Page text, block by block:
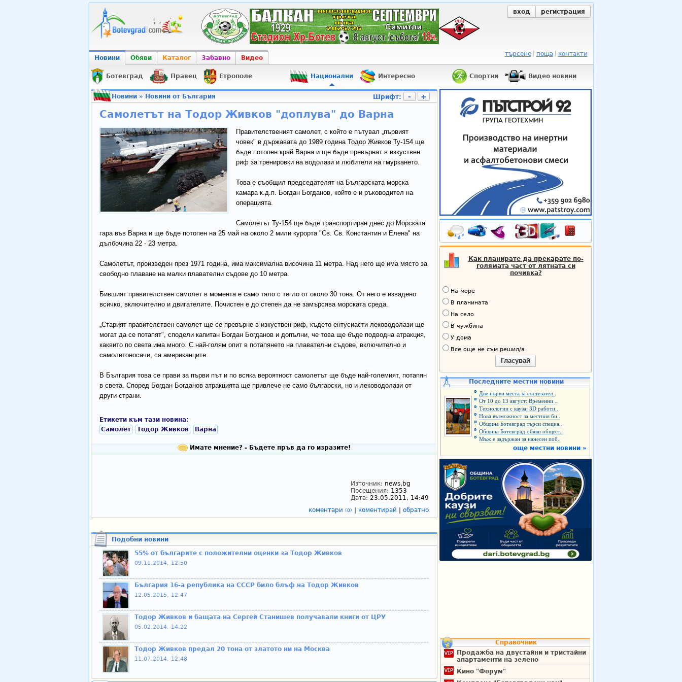
вход регистрация
Новини Обяви Каталог Забавно Видео
търсене поща контакти
Ботевград Правец Етрополе Национални Интересно Спортни Видео новини
Новини» Новини от България Шрифт: - +
Самолетът на Тодор Живков "доплува" до Варна
Правителственият самолет, с който е пътувал „първият
човек" в държавата до 1989 година Тодор Живков Ту-154 ще
бъде потопен край Варна и ще бъде превърнат в изкуствен
риф за тренировки на водолази и любители на гмуркането.
Това е съобщил председателят на Българската морска
камара к.д.п. Богдан Богданов, който е и ръководител на
операцията.
Самолетът Ту-154 ще бъде транспортиран днес до Морската
гара във Варна и ще бъде потопен на 25 май на около 2 мили курорта "Св. Св. Константин и Елена" на
дълбочина 22 - 23 метра.
Самолетът, произведен през 1971 година, има максимална височина 11 метра. Над него ще има място за
свободно плаване на малки плавателни съдове до 10 метра.
Бившият правителствен самолет в момента е само тяло с тегло от около 30 тона. От него е извадено
всичко, включително и двигателите. Почистен е до степен да не замърсява морската среда.
„Старият правителствен самолет ще се превърне в изкуствен риф, където ентусиасти леководолази ще
могат да се потапят", сподели капитан Богдан Богданов и допълни, че това ще бъде подводна атракция,
каквито по света има много. С най-голям опит в потапянето на плавателни съдове, включително и
самолетоносачи, са американците.
В България това се прави за първи път и по всяка вероятност самолетът ще бъде най-големият, потапян
в света. Според Богдан Богданов атракцията ще привлече не само български, но и леководолази от
други страни.
Етикети към тази новина:
Самолет
Тодор Живков Варна
Имате мнение? - Бъдете пръв да го изразите!
Източник: news.bg
Посещения: 1353
Дата: 23.05.2011, 14:49
коментари (0) коментирай обратно
Подобни новини
55% от българите с положителни оценки за Тодор Живков
09.11.2014, 12:50
България 16-а република на СССР било блъф на Тодор Живков
12.05.2015, 12:47
Тодор Живков и бащата на Сергей Станишев получавали книги от ЦРУ
05.02.2014, 14:22
Тодор Живков предал 20 тона от златото ни на Москва
11.07.2014, 12:48
Как планирате да прекарате по-
голямата част от лятната си
почивка?
На море
В планината
На село
В чужбина
У дома
Все още не съм решил/а
Гласувай
Последните местни новини
Две първи места за състезател..
От 10 до 13 август: Временни ..
Технологии с кауза: 3D работи..
Нова възможност за местния би..
Община Ботевград търси специа..
Община Ботевград обяви общест..
Мъж е задържан за нанесен поб..
още местни новини »
Справочник
Продажба на двустайни и тристайни
апартаменти на зелено
Кино "Форум"